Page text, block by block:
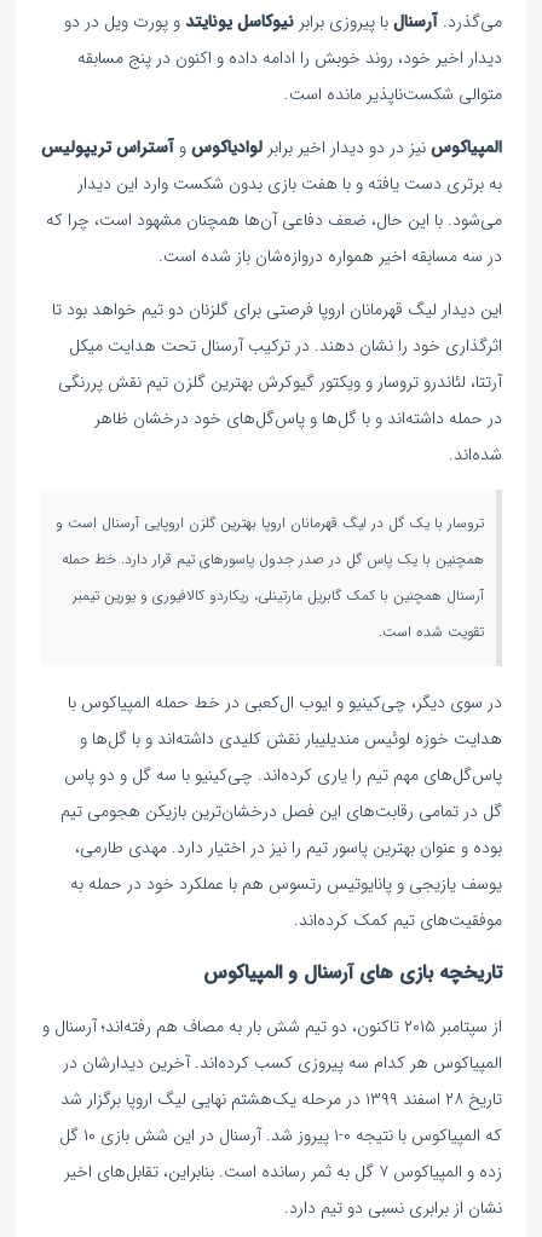
می‌گذرد.آرسنالبا پیروزی برابرنیوکاسل یونایتدو پورت ویل در دو
دیدار اخیر خود، روند خوبش را ادامه داده و اکنون در پنج مسابقه
متوالی شکست‌ناپذیر مانده است.
المپیاکوسنیز در دو دیدار اخیر برابرلوادیاکوسوآستراس تریپولیس
به برتری دست یافته و با هفت بازی بدون شکست وارد این دیدار
می‌شود. با این حال، ضعف دفاعی آن‌ها همچنان مشهود است، چرا که
در سه مسابقه اخیر همواره دروازه‌شان باز شده است.
این دیدار لیگ قهرمانان اروپا فرصتی برای گلزنان دو تیم خواهد بود تا
اثرگذاری خود را نشان دهند. در ترکیب آرسنال تحت هدایت میکل
آرتتا، لئاندرو تروسار و ویکتور گیوکرش بهترین گلزن تیم نقش پررنگی
در حمله داشته‌اند و با گل‌ها و پاس‌گل‌های خود درخشان ظاهر
شده‌اند.
تروسار با یک گل در لیگ قهرمانان اروپا بهترین گلزن اروپایی آرسنال است و
همچنین با یک پاس گل در صدر جدول پاسورهای تیم قرار دارد. خط حمله
آرسنال همچنین با کمک گابریل مارتینلی، ریکاردو کالافیوری و یورین تیمبر
تقویت شده است.
در سوی دیگر، چی‌کینیو و ایوب ال‌کعبی در خط حمله المپیاکوس با
هدایت خوزه لوئیس مندیلیبار نقش کلیدی داشته‌اند و با گل‌ها و
پاس‌گل‌های مهم تیم را یاری کرده‌اند. چی‌کینیو با سه گل و دو پاس
گل در تمامی رقابت‌های این فصل درخشان‌ترین بازیکن هجومی تیم
بوده و عنوان بهترین پاسور تیم را نیز در اختیار دارد. مهدی طارمی،
یوسف یازیجی و پانایوتیس رتسوس هم با عملکرد خود در حمله به
موفقیت‌های تیم کمک کرده‌اند.
تاریخچه بازی های آرسنال و المپیاکوس
از سپتامبر ۲۰۱۵ تاکنون، دو تیم شش بار به مصاف هم رفته‌اند؛ آرسنال و
المپیاکوس هر کدام سه پیروزی کسب کرده‌اند. آخرین دیدارشان در
تاریخ ۲۸ اسفند ۱۳۹۹ در مرحله یک‌هشتم نهایی لیگ اروپا برگزار شد
که المپیاکوس با نتیجه ۰-۱ پیروز شد. آرسنال در این شش بازی ۱۰ گل
زده و المپیاکوس ۷ گل به ثمر رسانده است. بنابراین، تقابل‌های اخیر
نشان از برابری نسبی دو تیم دارد.